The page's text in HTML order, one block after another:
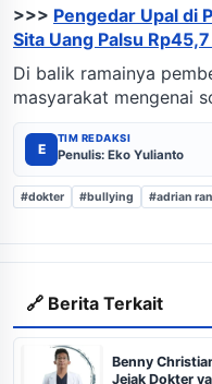
>>> Pengedar Upal di
Sita Uang Palsu
Di balik ramainya
masyarakat mengenai
E
TIM REDAKSI
Penulis: Eko Yulianto
#dokter #bullying #adrian
🔗 Berita Terkait
Benny
Jejak Dokter